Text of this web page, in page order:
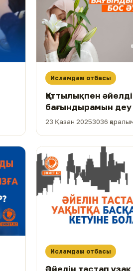
Исламдағы отбасы
Қаттылықпен әйелді
бағындырамын деу
әурешілік
23 Қазан 20253036
Исламдағы отбасы
Әйелін тастап